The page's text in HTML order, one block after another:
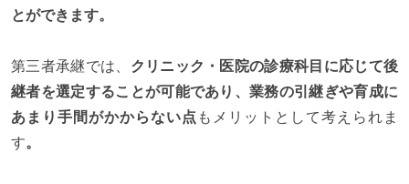
とができます。
第三者承継では、 クリニック・医院の診療科目に応じて後
継者を選定することが可能であり、業務の引継ぎや育成に
あまり手間がかからない点 もメリットとして考えられま
す。